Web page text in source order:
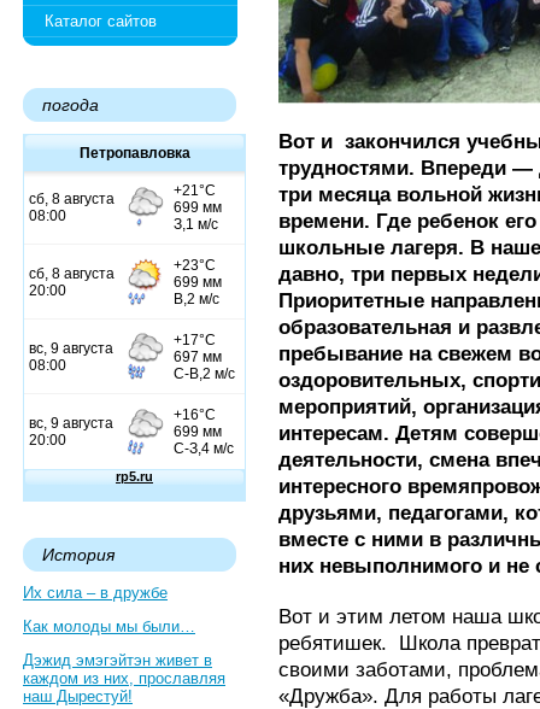
Каталог сайтов
погода
Петропавловка
История
Их сила – в дружбе
Как молоды мы были…
Дэжид эмэгэйтэн живет в
каждом из них, прославляя
наш Дырестуй!
Вот и закончился
трудностями. Впереди
три месяца вольной
времени. Где ребенок
школьные лагеря. В
давно, три первых
Приоритетные
образовательная и
пребывание на свежем
оздоровительных,
мероприятий,
интересам. Детям
деятельности, смена
интересного
друзьями, педагогами,
вместе с ними в
них невыполнимого и не
Вот и этим летом наша
ребятишек. Школа
своими заботами,
«Дружба». Для работы